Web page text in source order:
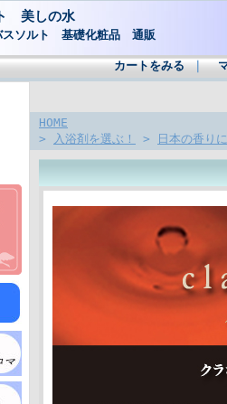
美しの水
スソルト 基礎化粧品 通販
カートをみる｜
HOME
>
入浴剤を選ぶ！ > 日本の香り